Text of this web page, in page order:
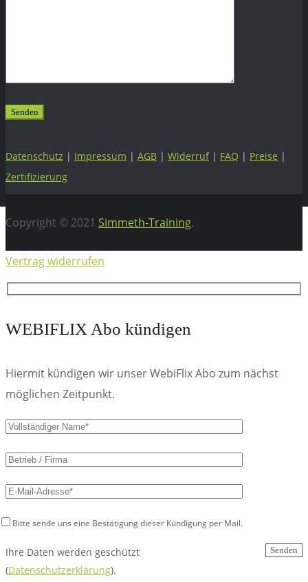
Datenschutz | Impressum | AGB | Widerruf| FAQ | Preise |
Zertifizierung
Copyright © 2021 Simmeth-Training.
Vertrag widerrufen
WEBIFLIX Abo kündigen
Hiermit kündigen wir unser WebiFlix Abo zum nächst
möglichen Zeitpunkt.
lasse
dieses
leer.
Bitte sende uns eine Bestätigung dieser Kündigung per Mail.
Ihre Daten werden geschützt
(Datenschutzerklärung).